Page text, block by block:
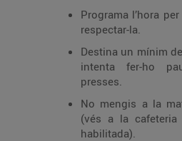
Programa l’hora
respectar-la.
Destina un mínim
intenta fer-ho
presses.
No mengis a la
(vés a la
habilitada).